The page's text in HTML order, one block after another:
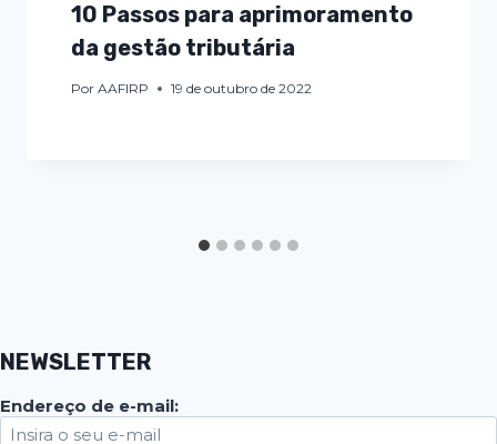
10 Passos para aprimoramento
da gestão tributária
Por AAFIRP 19 de outubro de 2022
NEWSLETTER
Endereço de e-mail: